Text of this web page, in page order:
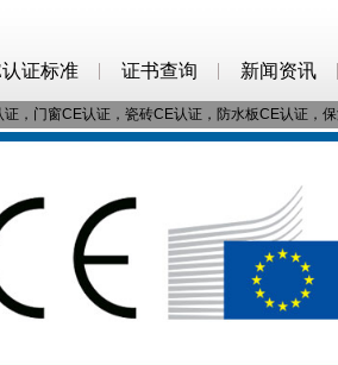
证标准 证书查询 新闻资讯
，门窗CE认证，瓷砖CE认证，防水板CE认证，